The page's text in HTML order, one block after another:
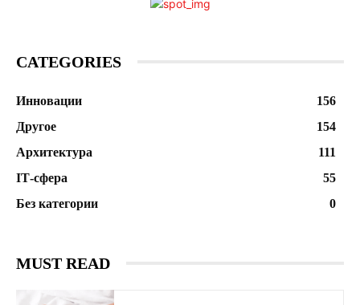
CATEGORIES
Инновации
156
Другое
154
Архитектура
111
ІТ-сфера
55
Без категории
0
MUST READ